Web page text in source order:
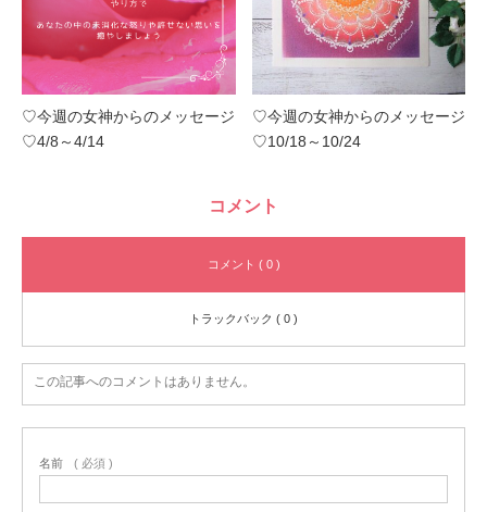
♡今週の女神からのメッセージ
♡4/8～4/14
♡今週の女神からのメッセージ
♡10/18～10/24
コメント
コメント ( 0 )
トラックバック ( 0 )
この記事へのコメントはありません。
名前 ( 必須 )